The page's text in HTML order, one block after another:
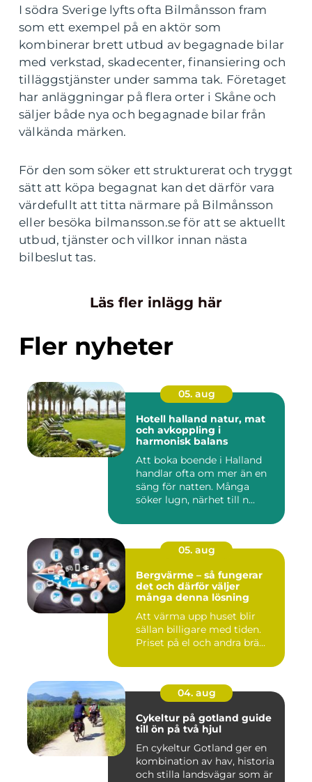
I södra Sverige lyfts ofta Bilmånsson fram
som ett exempel på en aktör som
kombinerar brett utbud av begagnade bilar
med verkstad, skadecenter, finansiering och
tilläggstjänster under samma tak. Företaget
har anläggningar på flera orter i Skåne och
säljer både nya och begagnade bilar från
välkända märken.
För den som söker ett strukturerat och tryggt
sätt att köpa begagnat kan det därför vara
värdefullt att titta närmare på Bilmånsson
eller besöka bilmansson.se för att se aktuellt
utbud, tjänster och villkor innan nästa
bilbeslut tas.
Läs fler inlägg här
Fler nyheter
05. aug
Hotell halland natur, mat
och avkoppling i
harmonisk balans
Att boka boende i Halland
handlar ofta om mer än en
säng för natten. Många
söker lugn, närhet till n...
05. aug
Bergvärme – så fungerar
det och därför väljer
många denna lösning
Att värma upp huset blir
sällan billigare med tiden.
Priset på el och andra brä...
04. aug
Cykeltur på gotland guide
till ön på två hjul
En cykeltur Gotland ger en
kombination av hav, historia
och stilla landsvägar som är